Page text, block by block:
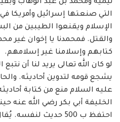
تيمية ومحمد بن عبد الوهاب
التي صنعتها إسرائيل وأمريكا
الإسلام ويقنعوا الطيبين من
والقتل. فمحمدنا يا إخوان غير
كتابهم ‏وإسلامنا غير إسلامهم. ‏
لو كان الله تعالى يريد لنا أن
يشجع قومه لتدوين أحاديثه.
عليه السلام منع من كتابة
‏الخليفة أبي بكر رضي الله عنه
احتفظ ب 500 حديث